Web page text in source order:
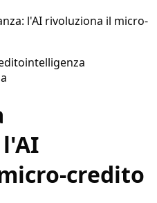
l'AI rivoluziona il micro-
intelligenza
credito